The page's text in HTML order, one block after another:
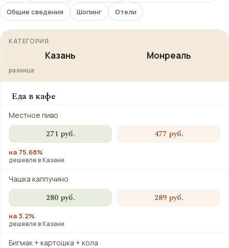
Общие сведения
Шопинг Отели
КАТЕГОРИЯ
Казань Монреаль
разница
Еда в кафе
Местное пиво
271 руб. 477 руб.
на 75.68%
дешевле в Казани
Чашка каппучино
280 руб. 289 руб.
на 3.2%
дешевле в Казани
Бигмак + картошка + кола